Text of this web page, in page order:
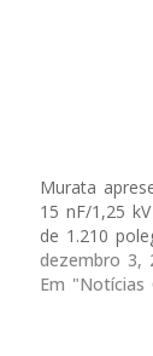
Murata
15 nF/1,25
de 1.210
dezembro 3,
Em "Notícias